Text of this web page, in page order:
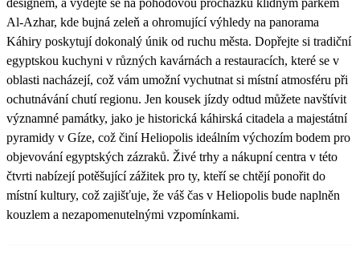
Al-Azhar, kde bujná zeleň a ohromující výhledy na panorama
Káhiry poskytují dokonalý únik od ruchu města. Dopřejte si tradiční
egyptskou kuchyni v různých kavárnách a restauracích, které se v
oblasti nacházejí, což vám umožní vychutnat si místní atmosféru při
ochutnávání chutí regionu. Jen kousek jízdy odtud můžete navštívit
významné památky, jako je historická káhirská citadela a majestátní
pyramidy v Gíze, což činí Heliopolis ideálním výchozím bodem pro
objevování egyptských zázraků. Živé trhy a nákupní centra v této
čtvrti nabízejí potěšující zážitek pro ty, kteří se chtějí ponořit do
místní kultury, což zajišťuje, že váš čas v Heliopolis bude naplněn
kouzlem a nezapomenutelnými vzpomínkami.